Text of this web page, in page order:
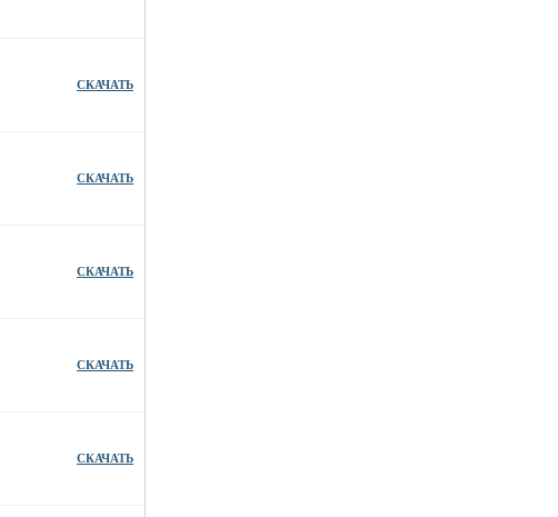
СКАЧАТЬ
СКАЧАТЬ
СКАЧАТЬ
СКАЧАТЬ
СКАЧАТЬ